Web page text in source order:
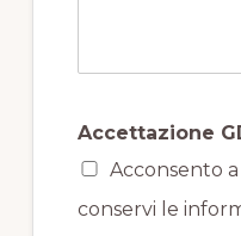
Accettazione
Acconsento
conservi le